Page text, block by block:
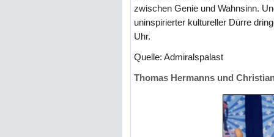
zwischen Genie und Wahnsinn.
uninspirierter kultureller Dürre
Uhr.
Quelle: Admiralspalast
Thomas Hermanns und